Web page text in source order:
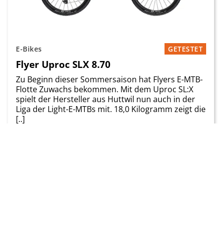
E-Bikes GETESTET
Flyer Uproc SLX 8.70
Zu Beginn dieser Sommersaison hat Flyers E-MTB-
Flotte Zuwachs bekommen. Mit dem Uproc SL:X
spielt der Hersteller aus Huttwil nun auch in der
Liga der Light-E-MTBs mit. 18,0 Kilogramm zeigt die
[..]